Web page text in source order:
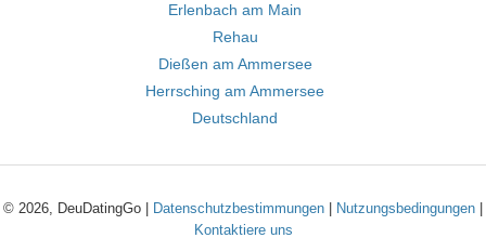
Erlenbach am Main
Rehau
Dießen am Ammersee
Herrsching am Ammersee
Deutschland
© 2026, DeuDatingGo | Datenschutzbestimmungen Nutzungsbedingungen
Kontaktiere uns